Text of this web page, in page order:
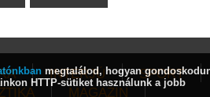
INTERJÚ
SPORT
MAGAZIN
megtalálod, hogyan
HTTP-sütiket használunk a jobb